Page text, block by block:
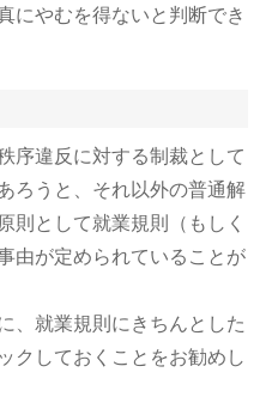
にやむを得ないと判断でき
序違反に対する制裁として
ろうと、それ以外の普通解
則として就業規則（もしく
由が定められていることが
、就業規則にきちんとした
クしておくことをお勧めし